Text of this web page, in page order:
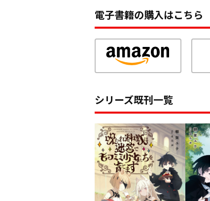
電子書籍の購入はこちら
シリーズ既刊一覧